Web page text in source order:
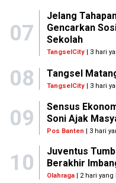
07
Jelang
Gencarkan
Sekolah
TangselCity| 3 hari
08 Tangsel
TangselCity | 3 hari
09
Sensus
Soni Ajak
Pos Banten | 3 hari
10
Juventus
Berakhir
Olahraga| 2 hari yang